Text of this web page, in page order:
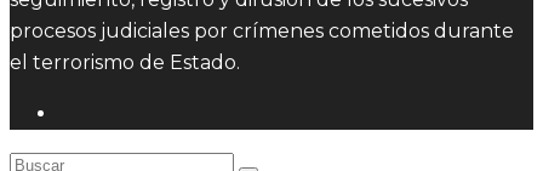
procesos judiciales por crímenes cometidos durante
el terrorismo de Estado.